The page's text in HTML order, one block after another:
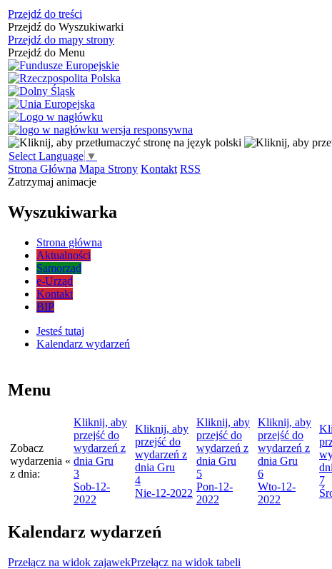
Przejdź do treści
Przejdź do Wyszukiwarki
Przejdź do mapy strony
Przejdź do Menu
Select Language ▼
Strona Główna Mapa Strony Kontakt RSS
Zatrzymaj animacje
Wyszukiwarka
Strona główna
Aktualności
Samorząd
e-Urząd
Kontakt
BIP
Jesteś tutaj
Kalendarz wydarzeń
Menu
Zobacz
wydarzenia
z dnia:
«
Kliknij, aby
przejść do
wydarzeń z
dnia Gru
3
Sob-12-
2022
Kliknij, aby
przejść do
wydarzeń z
dnia Gru
4
Nie-12-2022
Kliknij, aby
przejść do
wydarzeń z
dnia Gru
5
Pon-12-
2022
Kliknij, aby
przejść do
wydarzeń z
dnia Gru
6
Wto-12-
2022
7
Kalendarz wydarzeń
Przełącz na widok zajawekPrzełącz na widok tabeli